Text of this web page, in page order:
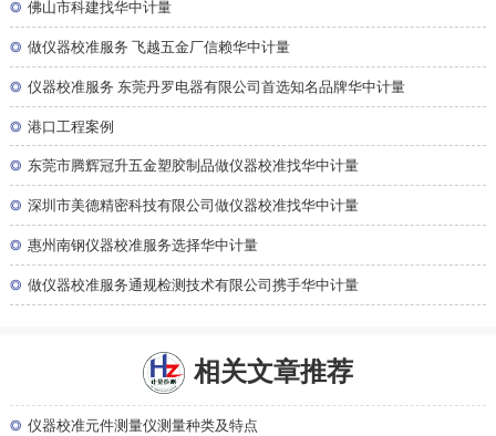
◎ 佛山市科建找华中计量
◎ 做仪器校准服务 飞越五金厂信赖华中计量
◎ 仪器校准服务 东莞丹罗电器有限公司首选知名品牌华中计量
◎ 港口工程案例
◎ 东莞市腾辉冠升五金塑胶制品做仪器校准找华中计量
◎ 深圳市美德精密科技有限公司做仪器校准找华中计量
◎ 惠州南钢仪器校准服务选择华中计量
◎ 做仪器校准服务通规检测技术有限公司携手华中计量
相关文章推荐
◎ 仪器校准元件测量仪测量种类及特点